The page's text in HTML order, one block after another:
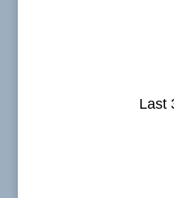
Last